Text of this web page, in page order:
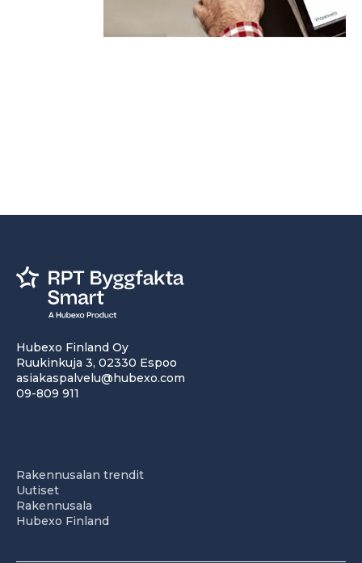
Hubexo Finland Oy
Ruukinkuja 3, 02330 Espoo
asiakaspalvelu@hubexo.com
09-809 911
Rakennusalan trendit
Uutiset
Rakennusala
Hubexo Finland